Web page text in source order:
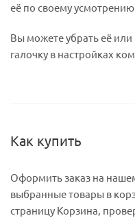
её по своему
Вы можете убрать её
галочку в настройках
Как купить
Оформить заказ на
выбранные товары в
страницу Корзина,